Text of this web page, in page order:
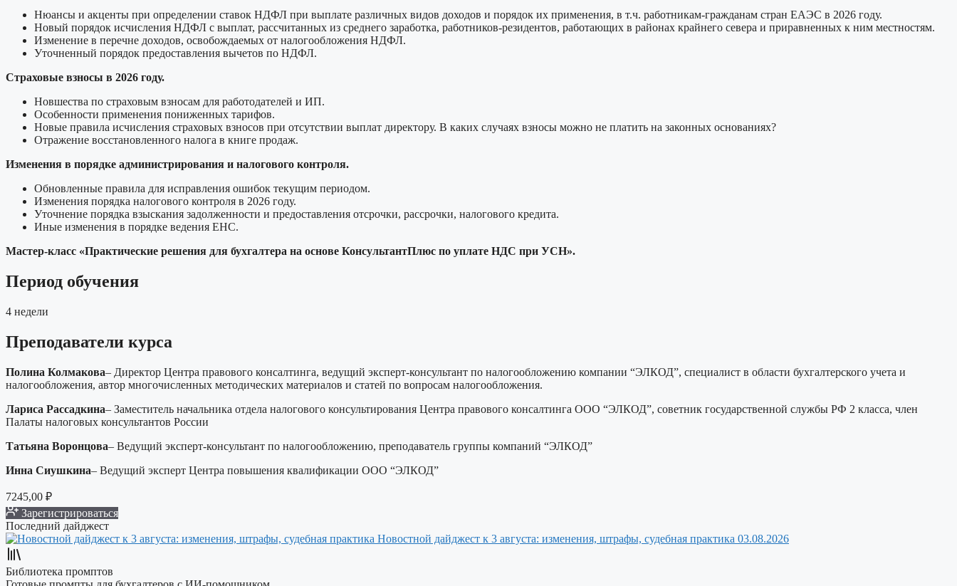
Нюансы и акценты при определении ставок НДФЛ при выплате различных видов доходов и порядок их применения, в т.ч. работникам-гражданам стран ЕАЭС в 2026 году.
Новый порядок исчисления НДФЛ с выплат, рассчитанных из среднего заработка, работников-резидентов, работающих в районах крайнего севера и приравненных к ним местностям.
Изменение в перечне доходов, освобождаемых от налогообложения НДФЛ.
Уточненный порядок предоставления вычетов по НДФЛ.
Страховые взносы в 2026 году.
Новшества по страховым взносам для работодателей и ИП.
Особенности применения пониженных тарифов.
Новые правила исчисления страховых взносов при отсутствии выплат директору. В каких случаях взносы можно не платить на законных основаниях?
Отражение восстановленного налога в книге продаж.
Изменения в порядке администрирования и налогового контроля.
Обновленные правила для исправления ошибок текущим периодом.
Изменения порядка налогового контроля в 2026 году.
Уточнение порядка взыскания задолженности и предоставления отсрочки, рассрочки, налогового кредита.
Иные изменения в порядке ведения ЕНС.
Мастер-класс «Практические решения для бухгалтера на основе КонсультантПлюс по уплате НДС при УСН».
Период обучения
4 недели
Преподаватели курса
Полина Колмакова– Директор Центра правового консалтинга, ведущий эксперт-консультант по налогообложению компании “ЭЛКОД”, специалист в области бухгалтерского учета и
налогообложения, автор многочисленных методических материалов и статей по вопросам налогообложения.
Лариса Рассадкина– Заместитель начальника отдела налогового консультирования Центра правового консалтинга ООО “ЭЛКОД”, советник государственной службы РФ 2 класса, член
Палаты налоговых консультантов России
Татьяна Воронцова– Ведущий эксперт-консультант по налогообложению, преподаватель группы компаний “ЭЛКОД”
Инна Сиушкина– Ведущий эксперт Центра повышения квалификации ООО “ЭЛКОД”
7245,00 ₽
Зарегистрироваться
Последний дайджест
Новостной дайджест к 3 августа: изменения, штрафы, судебная практика 03.08.2026
Библиотека промптов